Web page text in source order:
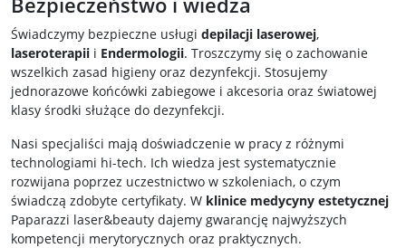
Świadczymy bezpieczne usługi depilacji laserowej,
laseroterapii i Endermologii. Troszczymy się o zachowanie
wszelkich zasad higieny oraz dezynfekcji. Stosujemy
jednorazowe końcówki zabiegowe i akcesoria oraz światowej
klasy środki służące do dezynfekcji.
Nasi specjaliści mają doświadczenie w pracy z różnymi
technologiami hi-tech. Ich wiedza jest systematycznie
rozwijana poprzez uczestnictwo w szkoleniach, o czym
świadczą zdobyte certyfikaty. W klinice medycyny estetycznej
Paparazzi laser&beauty dajemy gwarancję najwyższych
kompetencji merytorycznych oraz praktycznych.